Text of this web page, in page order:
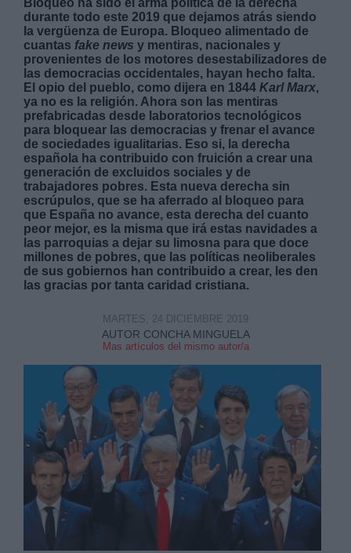
Bloqueo ha sido el arma política de la derecha
durante todo este 2019 que dejamos atrás siendo
la vergüenza de Europa. Bloqueo alimentado de
cuantas fake news y mentiras, nacionales y
provenientes de los motores desestabilizadores de
las democracias occidentales, hayan hecho falta.
El opio del pueblo, como dijera en 1844 Karl Marx,
ya no es la religión. Ahora son las mentiras
prefabricadas desde laboratorios tecnológicos
para bloquear las democracias y frenar el avance
de sociedades igualitarias. Eso si, la derecha
española ha contribuido con fruición a crear una
generación de excluidos sociales y de
trabajadores pobres. Esta nueva derecha sin
escrúpulos, que se ha aferrado al bloqueo para
que España no avance, esta derecha del cuanto
peor mejor, es la misma que irá estas navidades a
las parroquias a dejar su limosna para que doce
millones de pobres, que las políticas neoliberales
de sus gobiernos han contribuido a crear, les den
las gracias por tanta caridad cristiana.
AUTOR CONCHA MINGUELA
Mas artículos del mismo autor/a
MARTES, 24 DICIEMBRE 2019
Destinatarios:
Derechos:
link
Información adicional
link